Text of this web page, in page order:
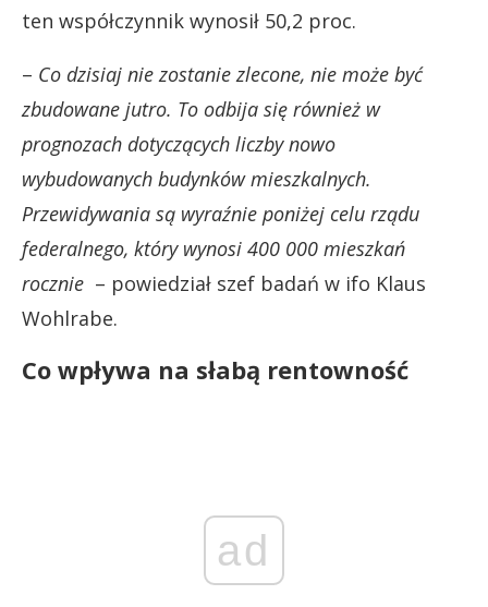
ten współczynnik wynosił 50,2 proc.
– Co dzisiaj nie zostanie zlecone, nie może być
zbudowane jutro. To odbija się również w
prognozach dotyczących liczby nowo
wybudowanych budynków mieszkalnych.
Przewidywania są wyraźnie poniżej celu rządu
federalnego, który wynosi 400 000 mieszkań
rocznie – powiedział szef badań w ifo Klaus
Wohlrabe.
Co wpływa na słabą rentowność
ad